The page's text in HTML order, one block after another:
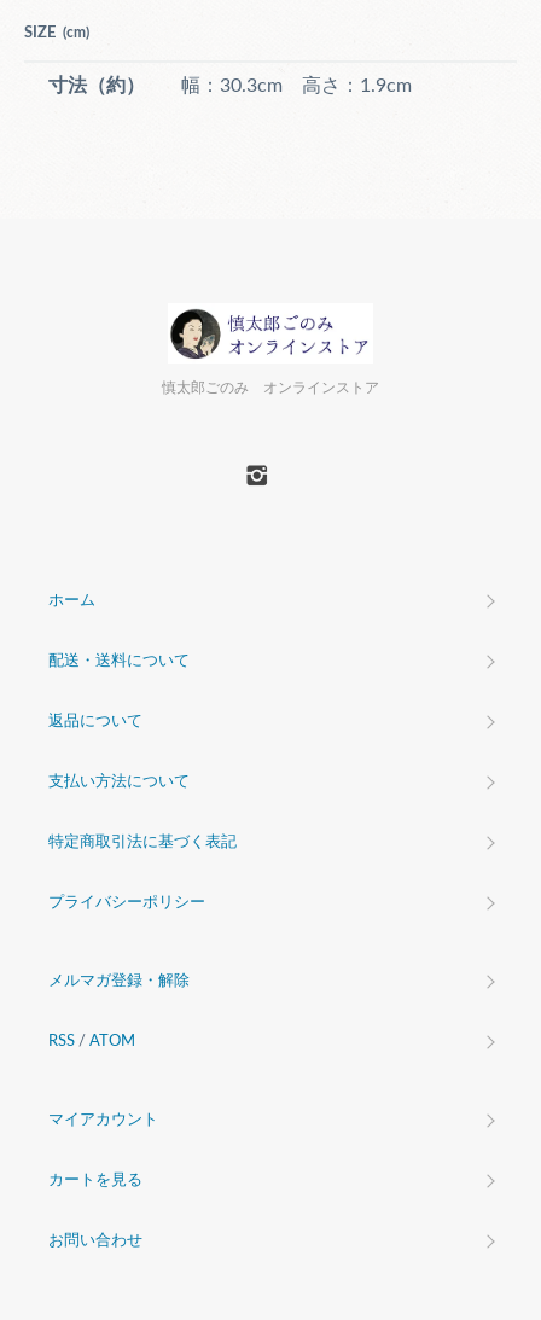
SIZE (cm)
寸法（約） 幅：30.3cm 高さ：1.9cm
慎太郎ごのみ オンラインストア
ホーム
配送・送料について
返品について
支払い方法について
特定商取引法に基づく表記
プライバシーポリシー
メルマガ登録・解除
RSS / ATOM
マイアカウント
カートを見る
お問い合わせ